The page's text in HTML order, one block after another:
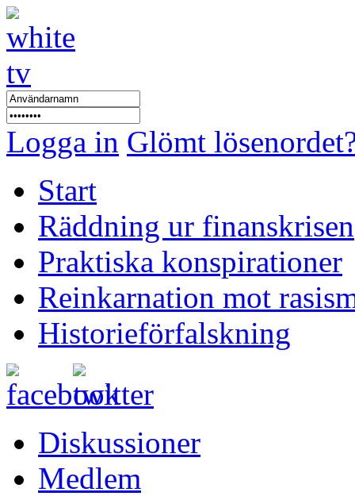
Logga in Glömt
Start
Räddning ur finanskrisen
Praktiska konspirationer
Reinkarnation mot
Historieförfalskning
Diskussioner
Medlem